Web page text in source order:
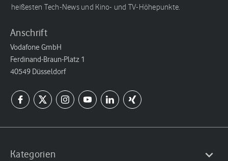
heißesten Tech-News und Kino- und TV-Höhepunkte.
Anschrift
Vodafone GmbH
Ferdinand-Braun-Platz 1
40549 Düsseldorf
Kategorien